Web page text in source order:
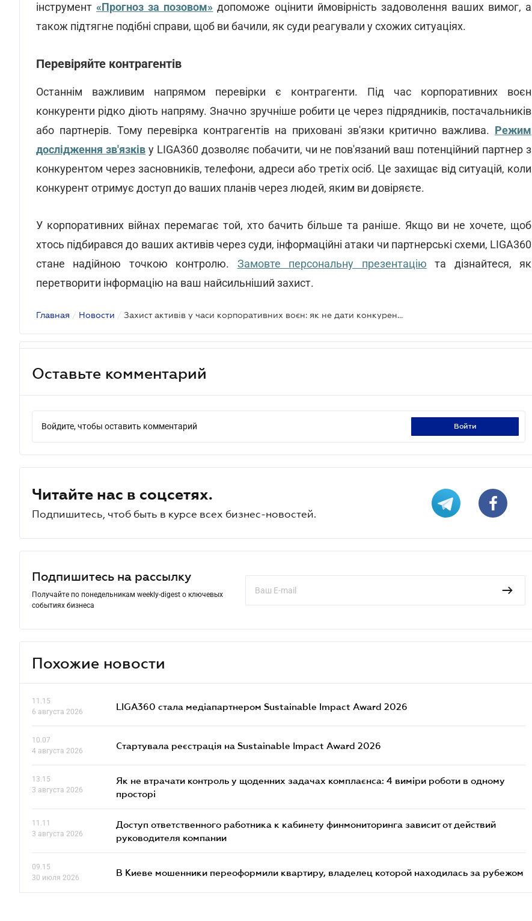
інструмент«Прогноз за позовом» допоможе оцінити ймовірність задоволення ваших вимог, а
також підтягне подібні справи, щоб ви бачили, як суди реагували у схожих ситуаціях.
Перевіряйте контрагентів
Останнім важливим напрямом перевірки є контрагенти. Під час корпоративних воєн
конкуренти рідко діють напряму. Значно зручніше робити це через підрядників, постачальників
або партнерів. Тому перевірка контрагентів на приховані зв'язки критично важлива. Режим
дослідження зв'язків у LIGA360 дозволяє побачити, чи не пов'язаний ваш потенційний партнер з
конкурентом через засновників, телефони, адреси або третіх осіб. Це захищає від ситуацій, коли
конкурент отримує доступ до ваших планів через людей, яким ви довіряєте.
У корпоративних війнах перемагає той, хто бачить більше та раніше. Якщо ви не хочете, щоб
хтось підбирався до ваших активів через суди, інформаційні атаки чи партнерські схеми, LIGA360
стане надійною точкою контролю. Замовте персональну презентацію та дізнайтеся, як
перетворити інформацію на ваш найсильніший захист.
Главная / Новости / Захист активів у часи корпоративних воєн: як не дати конкурентам зайти у ваш бізнес
Оставьте комментарий
Войдите, чтобы оставить комментарий войти
Читайте нас в соцсетях.
Подпишитесь, чтоб быть в курсе всех бизнес-новостей.
Подпишитесь на рассылку
Получайте по понедельникам weekly-digest о ключевых
событиях бизнеса
Похожие новости
11.15
6 августа 2026
LIGA360 стала медіапартнером Sustainable Impact Award 2026
10.07
4 августа 2026
Стартувала реєстрація на Sustainable Impact Award 2026
13.15
3 августа 2026
Як не втрачати контроль у щоденних задачах комплаєнса: 4 виміри роботи в одному
просторі
11.11
3 августа 2026
Доступ ответственного работника к кабинету финмониторинга зависит от действий
руководителя компании
09.15
30 июля 2026
В Киеве мошенники переоформили квартиру, владелец которой находилась за рубежом